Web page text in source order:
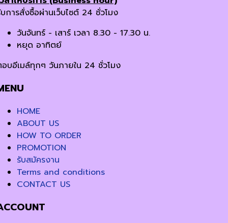
การสั่งซื้อผ่านเว็บไซต์ 24 ชั่วโมง
วันจันทร์ - เสาร์ เวลา 8.30 - 17.30 น.
หยุด อาทิตย์
บอีเมล์ทุกๆ วันภายใน 24 ชั่วโมง
HOME
ABOUT US
HOW TO ORDER
PROMOTION
รับสมัครงาน
Terms and conditions
CONTACT US